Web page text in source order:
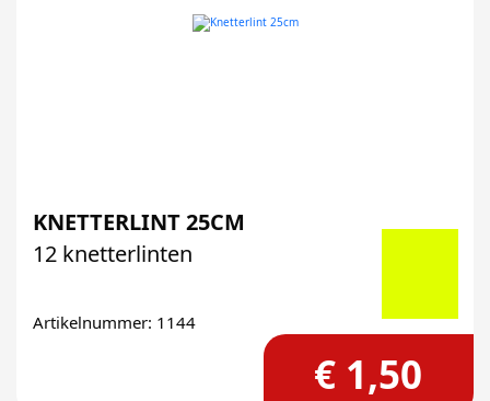
KNETTERLINT 25CM
12 knetterlinten
Artikelnummer: 1144
€ 1,50